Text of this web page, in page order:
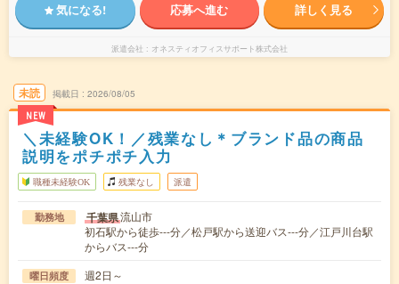
気になる! 応募へ進む 詳しく見る
派遣会社 オネスティオフィスサポート株式会社
未読
NEW
掲載日 2026/08/05
＼未経験OK！／残業なし＊ブランド品の商品
説明をポチポチ入力
職種未経験OK 残業なし 派遣
勤務地 千葉県流山市
初石駅から徒歩---分／松戸駅から送迎バス---分／江戸川台駅
からバス---分
曜日頻度 週2日～